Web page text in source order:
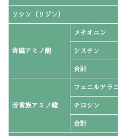
リシン（リジン）
含硫アミノ酸
メチオニン
シスチン
合計
芳香族アミノ酸
フェニルアラ
チロシン
合計